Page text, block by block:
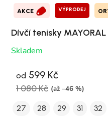
AKCE VÝPRODEJ
Dívčí tenisky
Skladem
od 599 Kč
1 080 Kč (až –46 %)
27 28 29 31 32